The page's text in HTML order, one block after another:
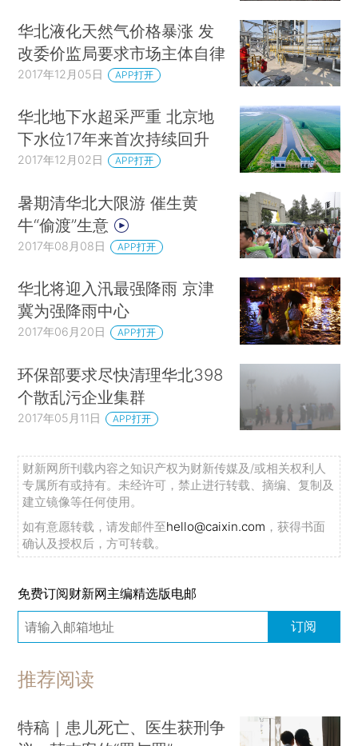
华北液化天然气价格暴涨 发
改委价监局要求市场主体自律
2017年12月05日 APP打开
华北地下水超采严重 北京地
下水位17年来首次持续回升
2017年12月02日 APP打开
暑期清华北大限游 催生黄
牛“偷渡”生意
2017年08月08日 APP打开
华北将迎入汛最强降雨 京津
冀为强降雨中心
2017年06月20日 APP打开
环保部要求尽快清理华北398
个散乱污企业集群
2017年05月11日 APP打开
财新网所刊载内容之知识产权为财新传媒及/或相关权利人
专属所有或持有。未经许可，禁止进行转载、摘编、复制及
建立镜像等任何使用。
如有意愿转载，请发邮件至hello@caixin.com ，获得书面
确认及授权后，方可转载。
免费订阅财新网主编精选版电邮
订阅
推荐阅读
特稿｜患儿死亡、医生获刑争